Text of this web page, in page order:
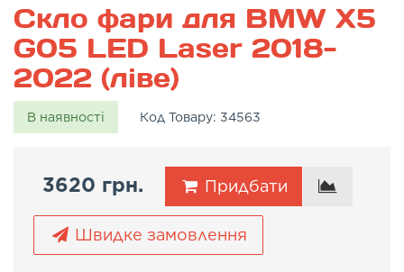
Скло фари для BMW X5
G05 LED Laser 2018-
2022 (ліве)
В наявності Код Товару: 34563
3620 грн. Придбати
Швидке замовлення